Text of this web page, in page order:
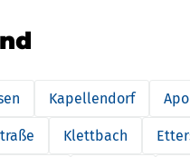
Kapellendorf
Klettbach